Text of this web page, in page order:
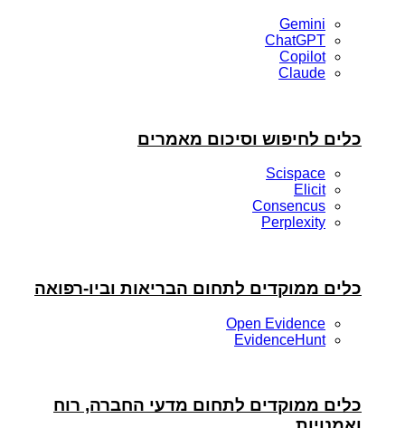
Gemini
ChatGPT
Copilot
Claude
כלים לחיפוש וסיכום מאמרים
Scispace
Elicit
Consencus
Perplexity
כלים ממוקדים לתחום הבריאות וביו-רפואה
Open Evidence
EvidenceHunt
כלים ממוקדים לתחום מדעי החברה, רוח